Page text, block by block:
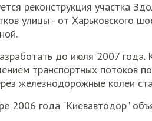
реконструкция участка
улицы - от Харьковского
до июля 2007
транспортных потоков
железнодорожные колеи
2006 года "Киевавтодор"